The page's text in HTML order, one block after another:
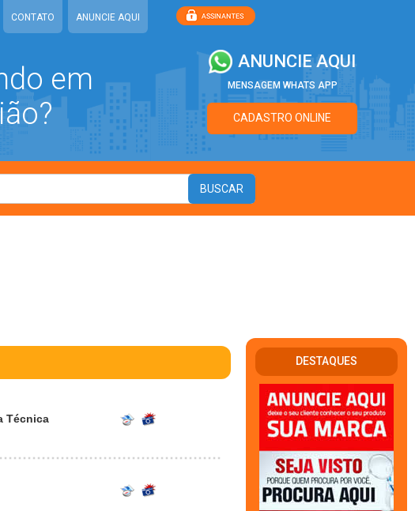
CONTATO ANUNCIE AQUI
em
ANUNCIE AQUI
MENSAGEM WHATS APP
CADASTRO ONLINE
Técnica
DESTAQUES